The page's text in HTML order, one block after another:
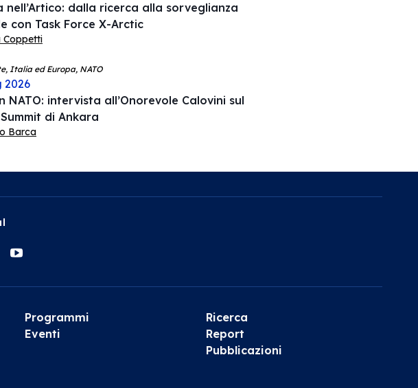
nell’Artico: dalla ricerca alla sorveglianza
con Task Force X-Arctic
Coppetti
Italia ed Europa, NATO
2026
NATO: intervista all’Onorevole Calovini sul
di Ankara
Barca
Programmi
Eventi
Ricerca
Report
Pubblicazioni